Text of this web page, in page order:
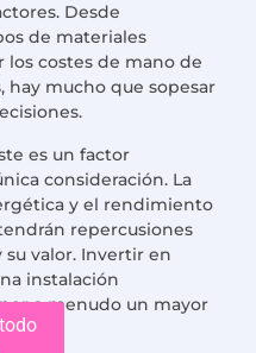
Desde
de materiales
los costes de mano de
hay mucho que sopesar
es un factor
consideración. La
y el rendimiento
repercusiones
valor. Invertir en
instalación
a menudo un mayor